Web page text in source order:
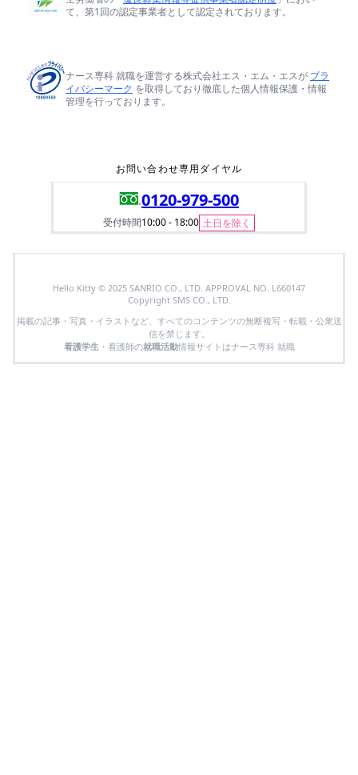
て、第1回の認定事業者として認定されております。
ナース専科 就職を運営する株式会社エス・エム・エスが プラ
イバシーマーク を取得しており徹底した個人情報保護・情報
管理を行っております。
お問い合わせ専用ダイヤル
0120-979-500
受付時間10:00 - 18:00 土日を除く
Hello Kitty © 2025 SANRIO CO., LTD. APPROVAL NO. L660147
Copyright SMS CO., LTD.
掲載の記事・写真・イラストなど、すべてのコンテンツの無断複写・転載・公衆送
信を禁じます。
看護学生 ・看護師の就職活動情報サイトはナース専科 就職